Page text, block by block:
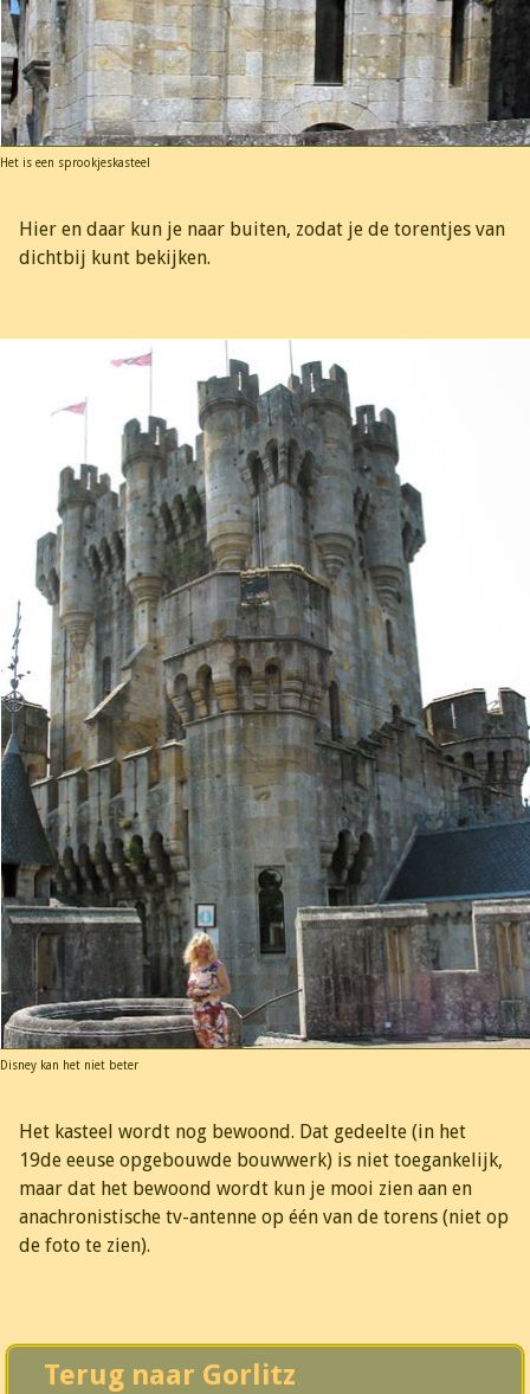
Het is een sprookjeskasteel
Hier en daar kun je naar buiten, zodat je de torentjes van
dichtbij kunt bekijken.
Disney kan het niet beter
Het kasteel wordt nog bewoond. Dat gedeelte (in het
19de eeuse opgebouwde bouwwerk) is niet toegankelijk,
maar dat het bewoond wordt kun je mooi zien aan en
anachronistische tv-antenne op één van de torens (niet op
de foto te zien).
Terug naar Gorlitz